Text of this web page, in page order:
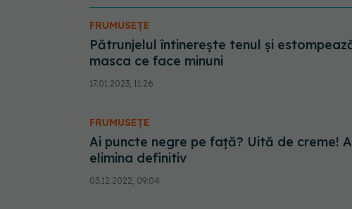
FRUMUSEȚE
Pătrunjelul întinerește tenul și
masca ce face minuni
17.01.2023, 11:26
FRUMUSEȚE
Ai puncte negre pe față? Uită de creme!
elimina definitiv
03.12.2022, 09:04